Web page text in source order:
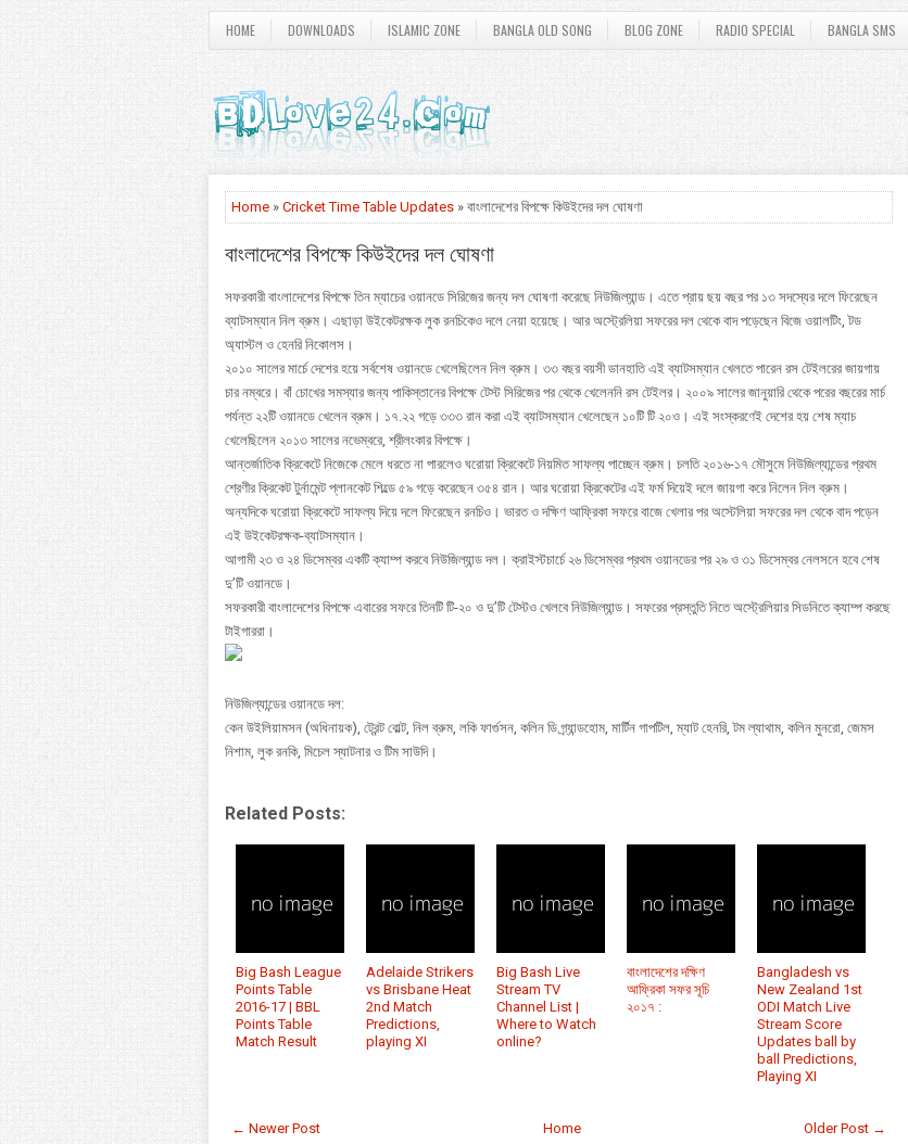
HOME DOWNLOADS ISLAMIC ZONE BANGLA OLD SONG BLOG ZONE RADIO SPECIAL BANGLA SMS
Home » Cricket Time Table Updates » বাংলাদেশের বিপক্ষে কিউইদের দল ঘোষণা
বাংলাদেশের বিপক্ষে কিউইদের দল ঘোষণা
সফরকারী বাংলাদেশের বিপক্ষে তিন ম্যাচের ওয়ানডে সিরিজের জন্য দল ঘোষণা করেছে নিউজিল্যান্ড। এতে প্রায় ছয় বছর পর ১৩ সদস্যের দলে ফিরেছেন
ব্যাটসম্যান নিল ব্রুম। এছাড়া উইকেটরক্ষক লুক রনচিকেও দলে নেয়া হয়েছে। আর অস্ট্রেলিয়া সফরের দল থেকে বাদ পড়েছেন বিজে ওয়ালটিং, টড
অ্যাস্টল ও হেনরি নিকোলস।
২০১০ সালের মার্চে দেশের হয়ে সর্বশেষ ওয়ানডে খেলেছিলেন নিল ব্রুম। ৩৩ বছর বয়সী ডানহাতি এই ব্যাটসম্যান খেলতে পারেন রস টেইলরের জায়গায়
চার নম্বরে। বাঁ চোখের সমস্যার জন্য পাকিস্তানের বিপক্ষে টেস্ট সিরিজের পর থেকে খেলেননি রস টেইলর। ২০০৯ সালের জানুয়ারি থেকে পরের বছরের মার্চ
পর্যন্ত ২২টি ওয়ানডে খেলেন ব্রুম। ১৭.২২ গড়ে ৩৩৩ রান করা এই ব্যাটসম্যান খেলেছেন ১০টি টি ২০ও। এই সংস্করণেই দেশের হয় শেষ ম্যাচ
খেলেছিলেন ২০১৩ সালের নভেম্বরে, শ্রীলংকার বিপক্ষে।
আন্তর্জাতিক ক্রিকেটে নিজেকে মেলে ধরতে না পারলেও ঘরোয়া ক্রিকেটে নিয়মিত সাফল্য পাচ্ছেন ব্রুম। চলতি ২০১৬-১৭ মৌসুমে নিউজিল্যান্ডের প্রথম
শ্রেণীর ক্রিকেট টুর্নামেন্ট প্লানকেট শিল্ডে ৫৯ গড়ে করেছেন ৩৫৪ রান। আর ঘরোয়া ক্রিকেটের এই ফর্ম দিয়েই দলে জায়গা করে নিলেন নিল ব্রুম।
অন্যদিকে ঘরোয়া ক্রিকেটে সাফল্য দিয়ে দলে ফিরেছেন রনচিও। ভারত ও দক্ষিণ আফ্রিকা সফরে বাজে খেলার পর অস্টেলিয়া সফরের দল থেকে বাদ পড়েন
এই উইকেটরক্ষক-ব্যাটসম্যান।
আগামী ২৩ ও ২৪ ডিসেম্বর একটি ক্যাম্প করবে নিউজিল্যান্ড দল। ক্রাইস্টচার্চে ২৬ ডিসেম্বর প্রথম ওয়ানডের পর ২৯ ও ৩১ ডিসেম্বর নেলসনে হবে শেষ
দু’টি ওয়ানডে।
সফরকারী বাংলাদেশের বিপক্ষে এবারের সফরে তিনটি টি-২০ ও দু’টি টেস্টও খেলবে নিউজিল্যান্ড। সফরের প্রস্তুতি নিতে অস্ট্রেলিয়ার সিডনিতে ক্যাম্প করছে
টাইগাররা।
নিউজিল্যান্ডের ওয়ানডে দল:
কেন উইলিয়ামসন (অধিনায়ক), ট্রেন্ট বোল্ট, নিল ব্রুম, লকি ফার্গুসন, কলিন ডি গ্র্যান্ডহোম, মার্টিন গাপটিল, ম্যাট হেনরি, টম ল্যাথাম, কলিন মুনরো, জেমস
নিশাম, লুক রনকি, মিচেল স্যাটনার ও টিম সাউদি।
Related Posts:
Big Bash League
Points Table
2016-17 | BBL
Points Table
Match Result
Adelaide Strikers
vs Brisbane Heat
2nd Match
Predictions,
playing XI
Big Bash Live
Stream TV
Channel List |
Where to Watch
online?
বাংলাদেশের দক্ষিণ
আফ্রিকা সফর সূচি
২০১৭ :
Bangladesh vs
New Zealand 1st
ODI Match Live
Stream Score
Updates ball by
ball Predictions,
Playing XI
← Newer Post Older Post →
Home